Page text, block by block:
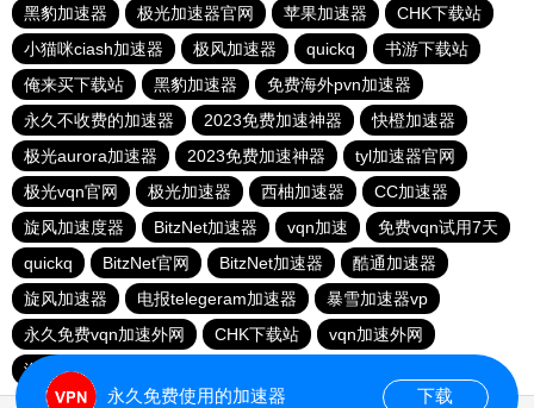
黑豹加速器
极光加速器官网 苹果加速器
CHK下载站
小猫咪ciash加速器
极风加速器 quickq
书游下载站
俺来买下载站
黑豹加速器
免费海外pvn加速器
永久不收费的加速器
2023免费加速神器
快橙加速器
极光aurora加速器
2023免费加速神器
tyl加速器官网
极光vqn官网
极光加速器 西柚加速器
CC加速器
旋风加速度器
BitzNet加速器 vqn加速
免费vqn试用7天
quickq
BitzNet官网 BitzNet加速器
酷通加速器
旋风加速器
电报telegeram加速器
暴雪加速器vp
永久免费vqn加速外网
CHK下载站
vqn加速外网
海鸥下载站
永久免费使用的加速器 下载